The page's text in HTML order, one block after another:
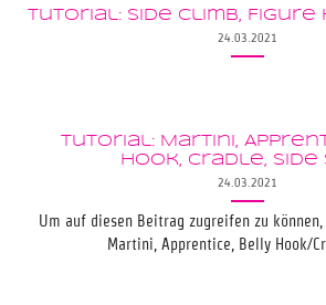
Tutorial: Side climb, Figure
24.03.2021
Tutorial: Martini,
Hook, Cradle, Side
24.03.2021
Um auf diesen Beitrag zugreifen zu
Martini, Apprentice, Belly Hook/